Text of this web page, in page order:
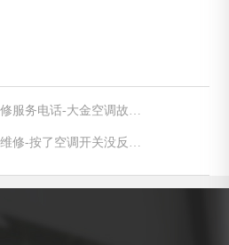
服务电话-大金空调故障
修-按了空调开关没反应